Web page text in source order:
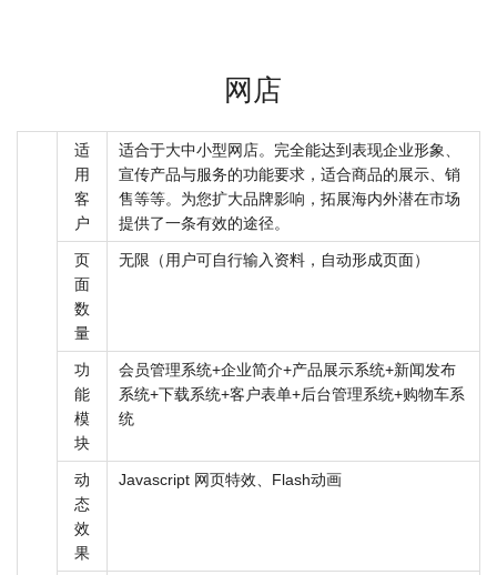
网店
适
用
客
户
适合于大中小型网店。完全能达到表现企业形象、
宣传产品与服务的功能要求，适合商品的展示、销
售等等。为您扩大品牌影响，拓展海内外潜在市场
提供了一条有效的途径。
页
面
数
量
无限（用户可自行输入资料，自动形成页面）
功
能
模
块
会员管理系统+企业简介+产品展示系统+新闻发布
系统+下载系统+客户表单+后台管理系统+购物车系
统
动
态
效
果
Javascript 网页特效、Flash动画